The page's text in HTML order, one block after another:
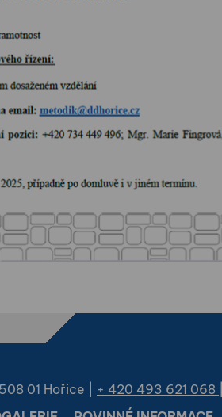
01 Hořice | + 420 493 621 068